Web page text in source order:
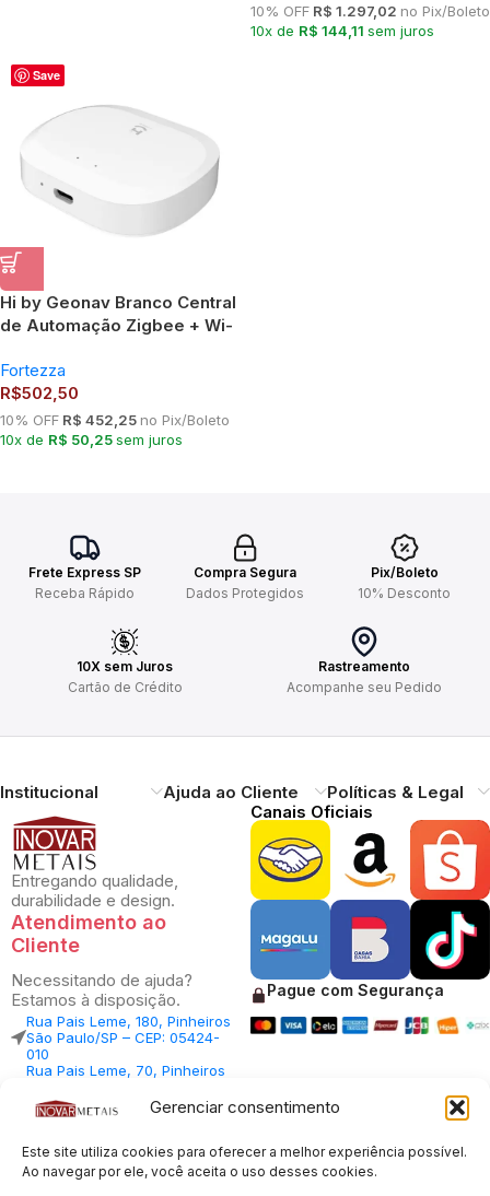
Gerenciar consentimento
Este site utiliza cookies para oferecer a melhor experiência possível.
Ao navegar por ele, você aceita o uso desses cookies.
10% OFF R$ 1.297,02 no Pix/Boleto
10x de R$ 144,11 sem juros
Save
Hi by Geonav Branco Central
de Automação Zigbee + Wi-
com Alexa, HIZWFI
Fortezza
R$502,50
10% OFF R$ 452,25 no Pix/Boleto
10x de R$ 50,25sem juros
Frete Express SP
Receba Rápido
Compra Segura
Dados Protegidos
Pix/Boleto
10% Desconto
10X sem Juros
Cartão de Crédito
Rastreamento
Acompanhe seu Pedido
Institucional Ajuda ao Cliente Políticas & Legal
Entregando qualidade,
durabilidade e design.
Atendimento ao
Cliente
Necessitando de ajuda?
Estamos à disposição.
Rua Pais Leme, 180, Pinheiros
São Paulo/SP – CEP: 05424-
010
Rua Pais Leme, 70, Pinheiros
010
Central Vendas: (11) 98812-
Central Atendimento: (11)
94535-7237
Canais Oficiais
Pague com Segurança